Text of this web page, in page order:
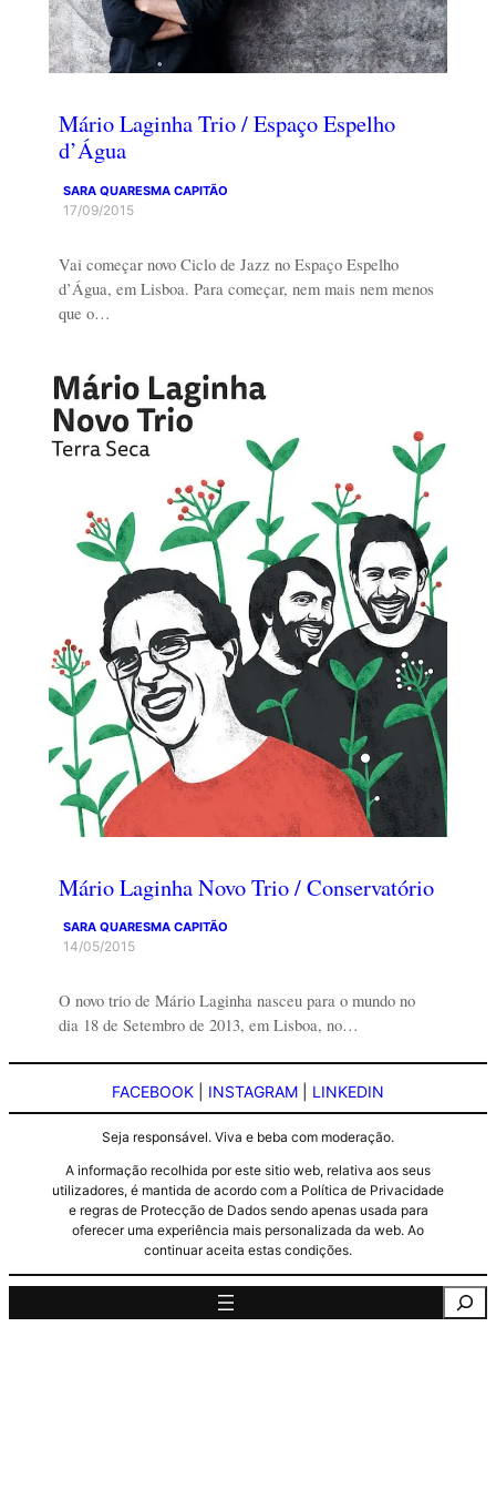
Mário Laginha Trio / Espaço Espelho
d’Água
SARA QUARESMA CAPITÃO
17/09/2015
Vai começar novo Ciclo de Jazz no Espaço Espelho
d’Água, em Lisboa. Para começar, nem mais nem menos
que o…
Mário Laginha Novo Trio / Conservatório
SARA QUARESMA CAPITÃO
14/05/2015
O novo trio de Mário Laginha nasceu para o mundo no
dia 18 de Setembro de 2013, em Lisboa, no…
FACEBOOK INSTAGRAM LINKEDIN
Seja responsável. Viva e beba com moderação.
A informação recolhida por este sitio web, relativa aos seus
utilizadores, é mantida de acordo com a Política de Privacidade
e regras de Protecção de Dados sendo apenas usada para
oferecer uma experiência mais personalizada da web. Ao
continuar aceita estas condições.